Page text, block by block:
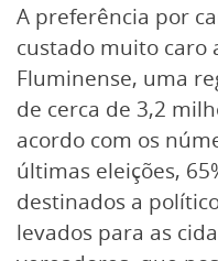
A preferência por
custado muito caro
Fluminense, uma
de cerca de 3,2
acordo com os
últimas eleições,
destinados a
levados para as